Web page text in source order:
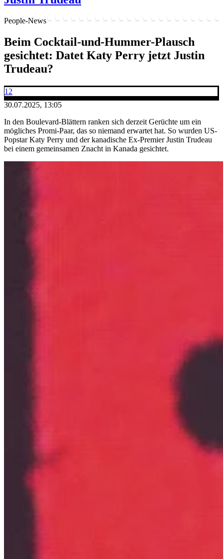
People-News
Beim Cocktail-und-Hummer-Plausch
gesichtet: Datet Katy Perry jetzt Justin
Trudeau?
12
30.07.2025, 13:05
In den Boulevard-Blättern ranken sich derzeit Gerüchte um ein
mögliches Promi-Paar, das so niemand erwartet hat. So wurden US-
Popstar Katy Perry und der kanadische Ex-Premier Justin Trudeau
bei einem gemeinsamen Znacht in Kanada gesichtet.